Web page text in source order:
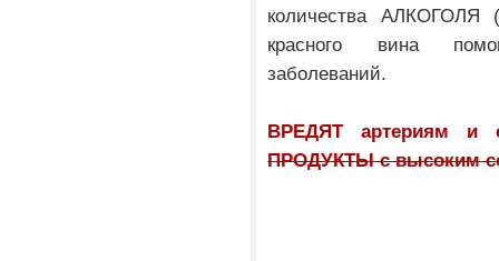
количества
красного вина
заболеваний.
ВРЕДЯТ артериям и
ПРОДУКТЫ с высоким